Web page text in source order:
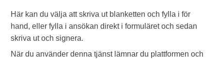
Här kan du välja att skriva ut blanketten och fylla i för
hand, eller fylla i ansökan direkt i formuläret och sedan
skriva ut och signera.
När du använder denna tjänst lämnar du plattformen och